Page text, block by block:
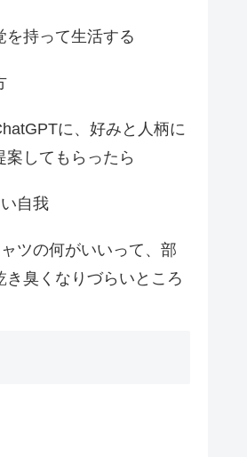
を持って生活する
に、好みと人柄に
案してもらったら
自我
ツの何がいいって、部
き臭くなりづらいところ